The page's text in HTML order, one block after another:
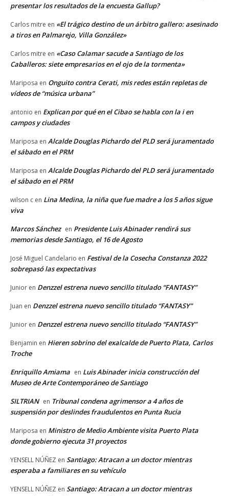
presentar los resultados de la encuesta Gallup?
Carlos mitre en «El trágico destino de un árbitro gallero: asesinado
a tiros en Palmarejo, Villa González»
Carlos mitre en «Caso Calamar sacude a Santiago de los
Caballeros: siete empresarios en el ojo de la tormenta»
Mariposa en Onguito contra Cerati, mis redes están repletas de
vídeos de “música urbana”
antonio en Explican por qué en el Cibao se habla con la i en
campos y ciudades
Mariposa en Alcalde Douglas Pichardo del PLD será juramentado
el sábado en el PRM
Mariposa en Alcalde Douglas Pichardo del PLD será juramentado
el sábado en el PRM
wilson c en Lina Medina, la niña que fue madre a los 5 años sigue
viva
Marcos Sánchez en Presidente Luis Abinader rendirá sus
memorias desde Santiago, el 16 de Agosto
José Miguel Candelario en Festival de la Cosecha Constanza 2022
sobrepasó las expectativas
Junior en Denzzel estrena nuevo sencillo titulado “FANTASY”
Juan en Denzzel estrena nuevo sencillo titulado “FANTASY”
Junior en Denzzel estrena nuevo sencillo titulado “FANTASY”
Benjamin en Hieren sobrino del exalcalde de Puerto Plata, Carlos
Troche
Enriquillo Amiama en Luis Abinader inicia construcción del
Museo de Arte Contemporáneo de Santiago
SILTRIAN en Tribunal condena agrimensor a 4 años de
suspensión por deslindes fraudulentos en Punta Rucia
Mariposa en Ministro de Medio Ambiente visita Puerto Plata
donde gobierno ejecuta 31 proyectos
YENSELL NÚÑEZ en Santiago: Atracan a un doctor mientras
esperaba a familiares en su vehículo
YENSELL NÚÑEZ en Santiago: Atracan a un doctor mientras